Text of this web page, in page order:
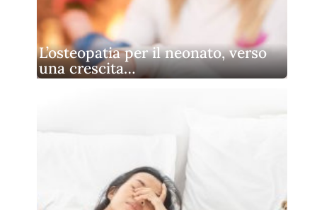
L’osteopatia per il neonato, verso
una crescita…